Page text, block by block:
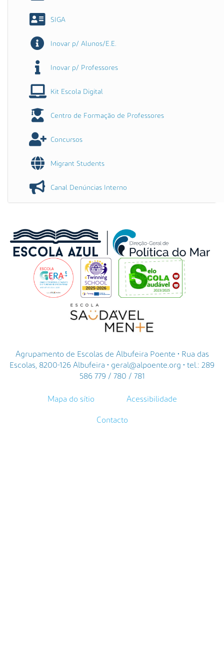
SIGA
Inovar p/ Alunos/E.E.
Inovar p/ Professores
Kit Escola Digital
Centro de Formação de Professores
Concursos
Migrant Students
Canal Denúncias Interno
Agrupamento de Escolas de Albufeira Poente • Rua das
Escolas, 8200-126 Albufeira • geral@alpoente.org • tel.: 289
586 779 / 780 / 781
Mapa do sítio Acessibilidade
Contacto